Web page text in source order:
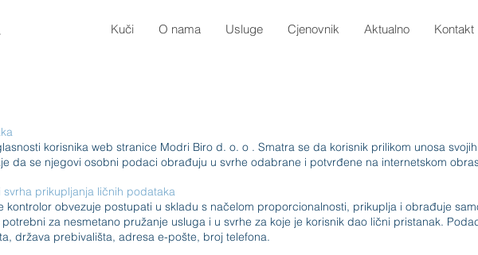
Kuči O nama Usluge Cjenovnik Aktualno Kontakt
korisnika web stranice Modri Biro d. o. o . Smatra se da korisnik prilikom unosa
da se njegovi osobni podaci obrađuju u svrhe odabrane i potvrđene na internetskom
prikupljanja ličnih podataka
kontrolor obvezuje postupati u skladu s načelom proporcionalnosti, prikuplja i obrađuje
za nesmetano pružanje usluga i u svrhe za koje je korisnik dao lični pristanak.
država prebivališta, adresa e-pošte, broj telefona.